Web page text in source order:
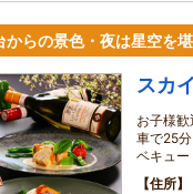
らの景色・夜は星空を
スカ
お子様
車で25
ベキュ
住所